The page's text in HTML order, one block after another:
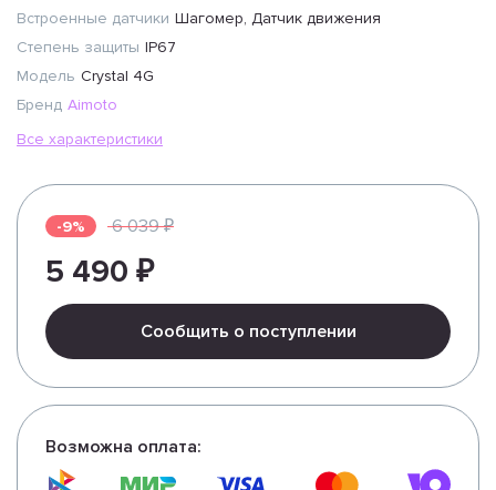
Встроенные датчики Шагомер, Датчик движения
Степень защиты IP67
Модель Crystal 4G
Бренд Aimoto
Все характеристики
-9% 6 039 ₽
5 490 ₽
Сообщить о поступлении
Возможна оплата: